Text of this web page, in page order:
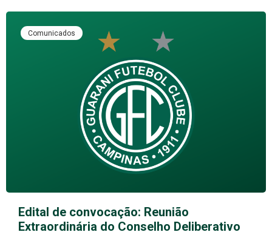
Comunicados
Edital de convocação: Reunião
Extraordinária do Conselho Deliberativo